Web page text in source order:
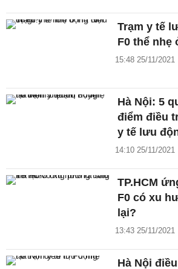
Trạm y tế
F0 thể nhẹ
15:48 25/11/2021
Hà Nội: 5
điểm điều
y tế lưu
14:10 25/11/2021
TP.HCM
F0 có xu
lại?
13:43 25/11/2021
Hà Nội